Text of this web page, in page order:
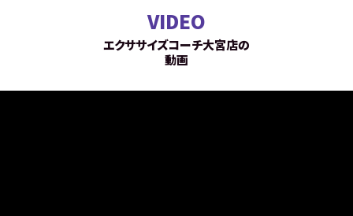
これからはこの体型を維持するために、月4回
思っています！
VIDEO
エクササイズコーチ大宮店の
動画